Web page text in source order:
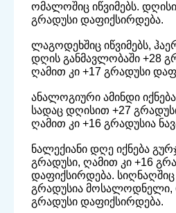
ომალოშიც იწვიმებს.
გრადუსი დაფიქსირდება.
ლაგოდეხშიც იწვიმებს,
დღის განმავლობაში +28
ღამით კი +17 გრადუსი
ანალოგიური ამინდი
სადაც დღისით +27
ღამით კი +16 გრადუსია
ნალექიანი დღე იქნება
გრადუსი, ღამით კი +16
დაფიქსირდება.
გრადუსია მოსალოდნელი,
გრადუსი დაფიქსირდება.